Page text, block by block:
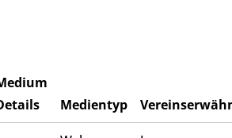
Medientyp